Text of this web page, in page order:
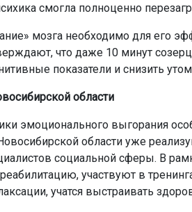
смогла полноценно
мозга необходимо для его
что даже 10 минут
показатели и снизить
области
эмоционального выгорания
области уже
социальной сферы. В
участвуют в
учатся выстраивать